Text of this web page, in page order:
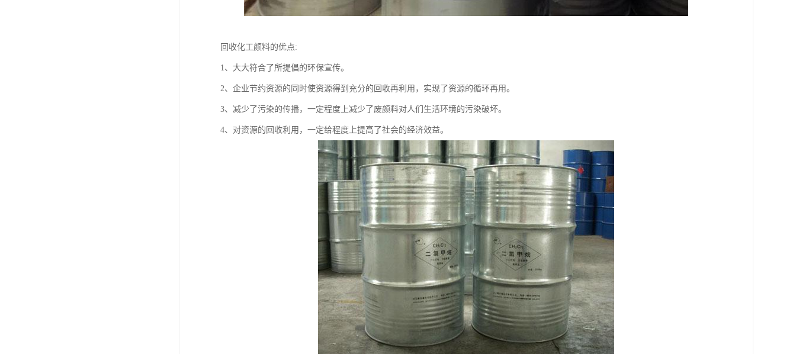
回收化工颜料的优点:
1、大大符合了所提倡的环保宣传。
2、企业节约资源的同时使资源得到充分的回收再利用，实现了资源的循环再用。
3、减少了污染的传播，一定程度上减少了废颜料对人们生活环境的污染破坏。
4、对资源的回收利用，一定给程度上提高了社会的经济效益。